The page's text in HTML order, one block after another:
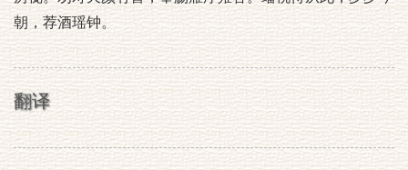
朝，荐酒瑶钟。
翻译